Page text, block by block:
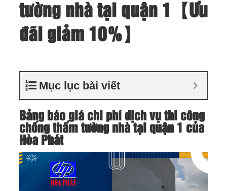
tường nhà tại quận 1【Ưu
đãi giảm 10%】
Mục lục bài viết
Bảng báo giá chi phí dịch vụ thi công
chống thấm tường nhà tại quận 1 của
Hòa Phát